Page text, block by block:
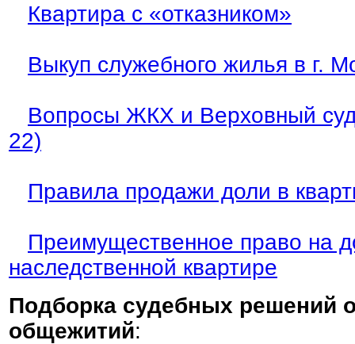
Квартира с «отказником»
Выкуп служебного жилья в г.
Вопросы ЖКХ и Верховный
22)
Правила продажи доли в
Преимущественное право на
наследственной квартире
Подборка судебных решений
общежитий: